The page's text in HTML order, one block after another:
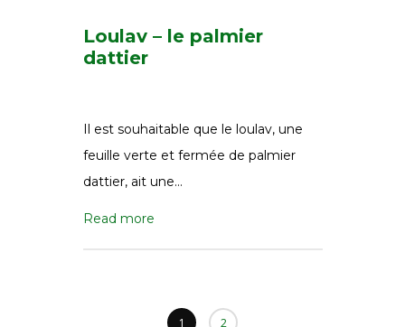
Loulav – le palmier
dattier
Il est souhaitable que le loulav, une
feuille verte et fermée de palmier
dattier, ait une…
Read more
1 2